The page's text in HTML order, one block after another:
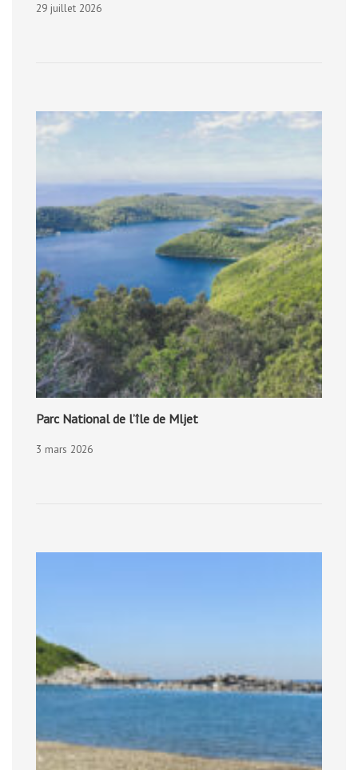
29 juillet 2026
Parc National de l’île de Mljet
3 mars 2026